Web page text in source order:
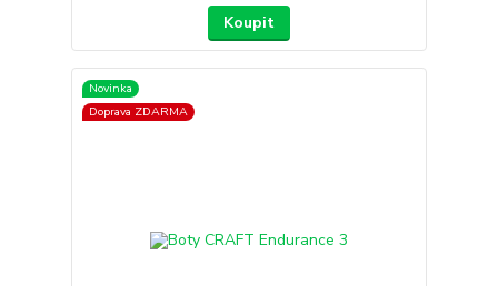
Koupit
Novinka
Doprava ZDARMA